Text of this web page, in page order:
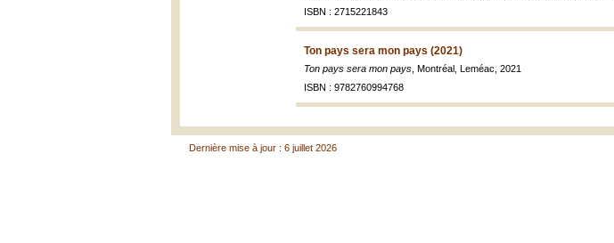
ISBN : 2715221843
Ton pays sera mon pays (2021)
Ton pays sera mon pays , Montréal, Leméac, 2021
ISBN : 9782760994768
Dernière mise à jour : 6 juillet 2026